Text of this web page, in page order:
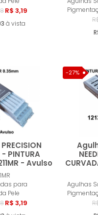
R$ 3,19
à vista
- PINTURA
- Avulso
para
Pele
R$ 3,19
Comprar
-27%
Agulhas